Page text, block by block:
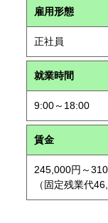
雇用形態
正社員
就業時間
9:00～18:00
賃金
245,000円～
（固定残業代